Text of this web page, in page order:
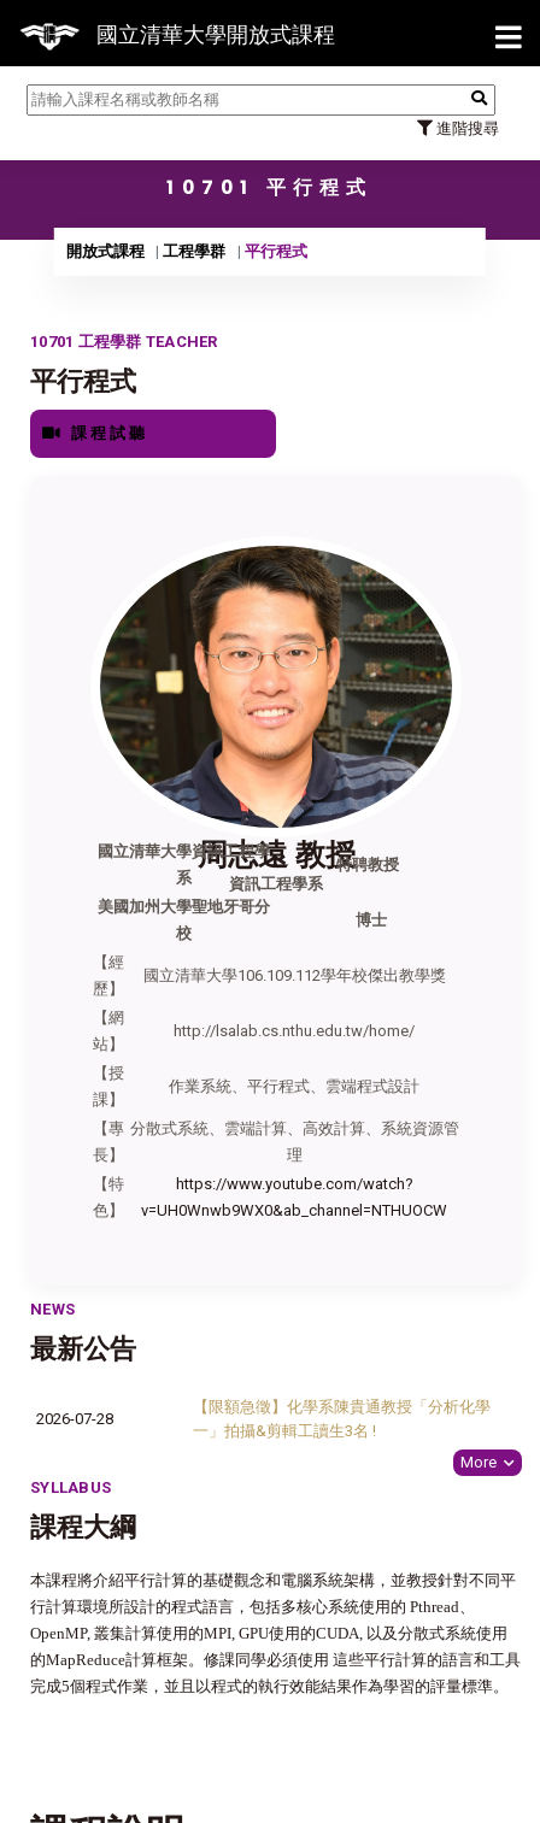
國立清華大學開放式課程
進階搜尋
【7/
10701 平行程式
開放式課程 工程學群 平行程式
10701 工程學群 TEACHER
平行程式
課程試聽
周志遠 教授
資訊工程學系
國立清華大學資訊工程學
系
特聘教授
美國加州大學聖地牙哥分
校
博士
【經
歷】
國立清華大學106.109.112學年校傑出教學獎
【網
站】
http://lsalab.cs.nthu.edu.tw/home/
【授
課】
作業系統、平行程式、雲端程式設計
【專
長】
分散式系統、雲端計算、高效計算、系統資源管
理
【特
色】
https://www.youtube.com/watch?
v=UH0Wnwb9WX0&ab_channel=NTHUOCW
NEWS
最新公告
2026-07-28
【限額急徵】化學系陳貴通教授「分析化學
一」拍攝&剪輯工讀生3名 !
More
SYLLABUS
課程大綱
本課程將介紹平行計算的基礎觀念和電腦系統架構，並教授針對不同平
行計算環境所設計的程式語言，包括多核心系統使用的 Pthread、
OpenMP, 叢集計算使用的MPI, GPU使用的CUDA, 以及分散式系統使用
的MapReduce計算框架。修課同學必須使用 這些平行計算的語言和工具
完成5個程式作業，並且以程式的執行效能結果作為學習的評量標準。